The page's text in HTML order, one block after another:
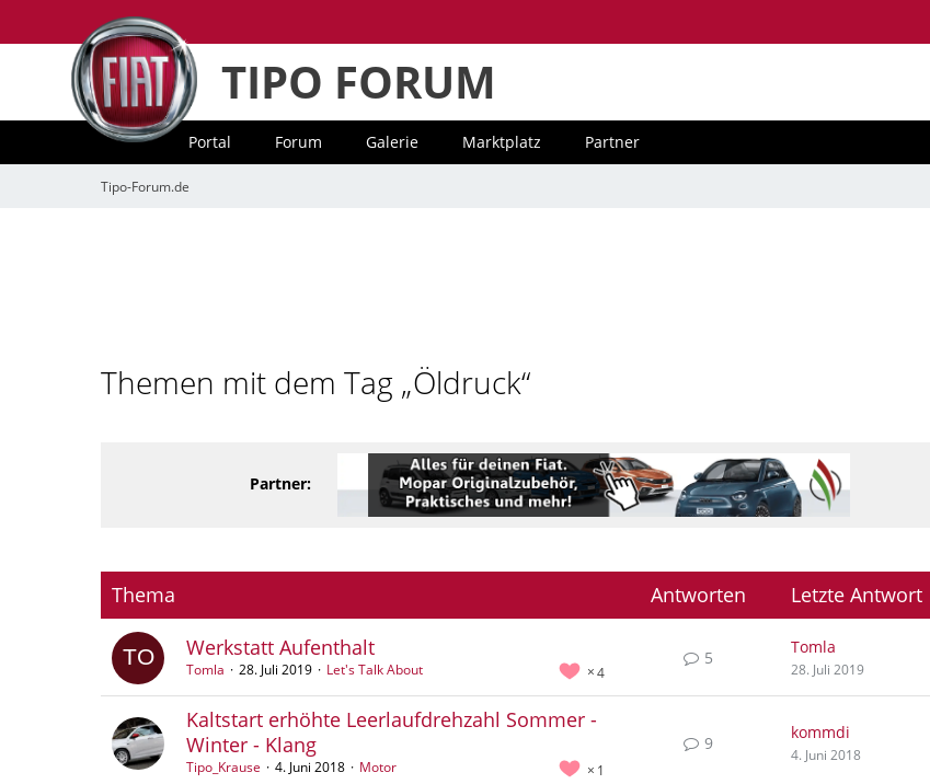
TIPO FORUM
Portal Forum Galerie Marktplatz Partner
Tipo-Forum.de
Themen mit dem Tag „Öldruck“
Partner:
Thema Antworten
Letzte Antwort
Werkstatt Aufenthalt
4
Tomla 28. Juli 2019 Let's Talk About
5
Tomla
28. Juli 2019
Kaltstart erhöhte Leerlaufdrehzahl Sommer -
Winter - Klang
1
Tipo_Krause 4. Juni 2018 Motor
9
kommdi
4. Juni 2018